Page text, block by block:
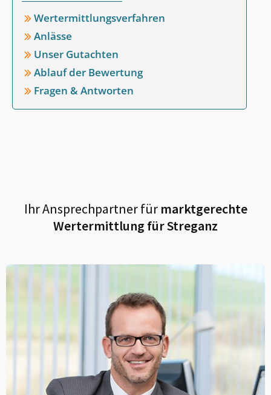
Wertermittlungsverfahren
Anlässe
Unser Gutachten
Ablauf der Bewertung
Fragen & Antworten
Ihr Ansprechpartner fürmarktgerechte
Wertermittlung fürStreganz